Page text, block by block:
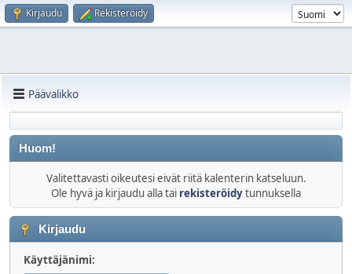
Kirjaudu Rekisteröidy
Päävalikko
Huom!
Valitettavasti oikeutesi eivät riitä kalenterin katseluun.
Ole hyvä ja kirjaudu alla tai rekisteröidytunnuksella
Kirjaudu
Käyttäjänimi: